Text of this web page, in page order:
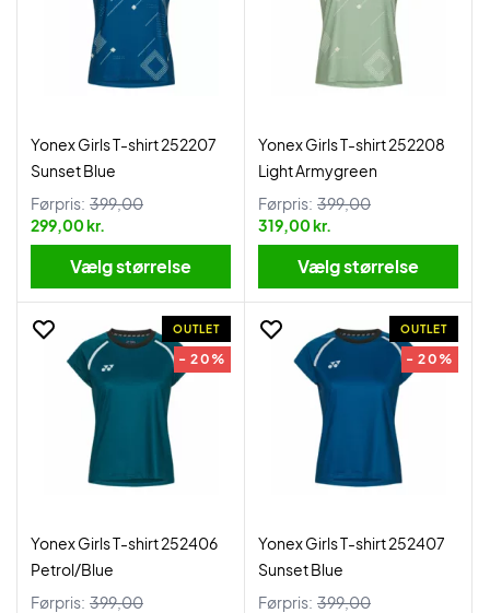
Yonex Girls T-shirt 252207
Sunset Blue
Førpris: 399,00
299,00 kr.
Vælg størrelse
Yonex Girls T-shirt 252208
Light Armygreen
Førpris: 399,00
319,00 kr.
Vælg størrelse
OUTLET
- 20%
Yonex Girls T-shirt 252406
Petrol/Blue
Førpris: 399,00
OUTLET
- 20%
Yonex Girls T-shirt 252407
Sunset Blue
Førpris: 399,00